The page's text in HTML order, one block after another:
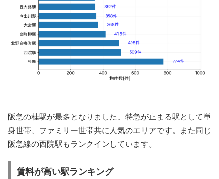
阪急の桂駅が最多となりました。特急が止まる駅として単
身世帯、ファミリー世帯共に人気のエリアです。また同じ
阪急線の西院駅もランクインしています。
賃料が高い駅ランキング